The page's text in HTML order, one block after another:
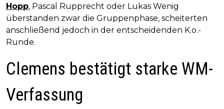
Hopp, Pascal Rupprecht oder Lukas Wenig
überstanden zwar die Gruppenphase, scheiterten
anschließend jedoch in der entscheidenden K.o.-
Runde.
Clemens bestätigt starke WM-
Verfassung